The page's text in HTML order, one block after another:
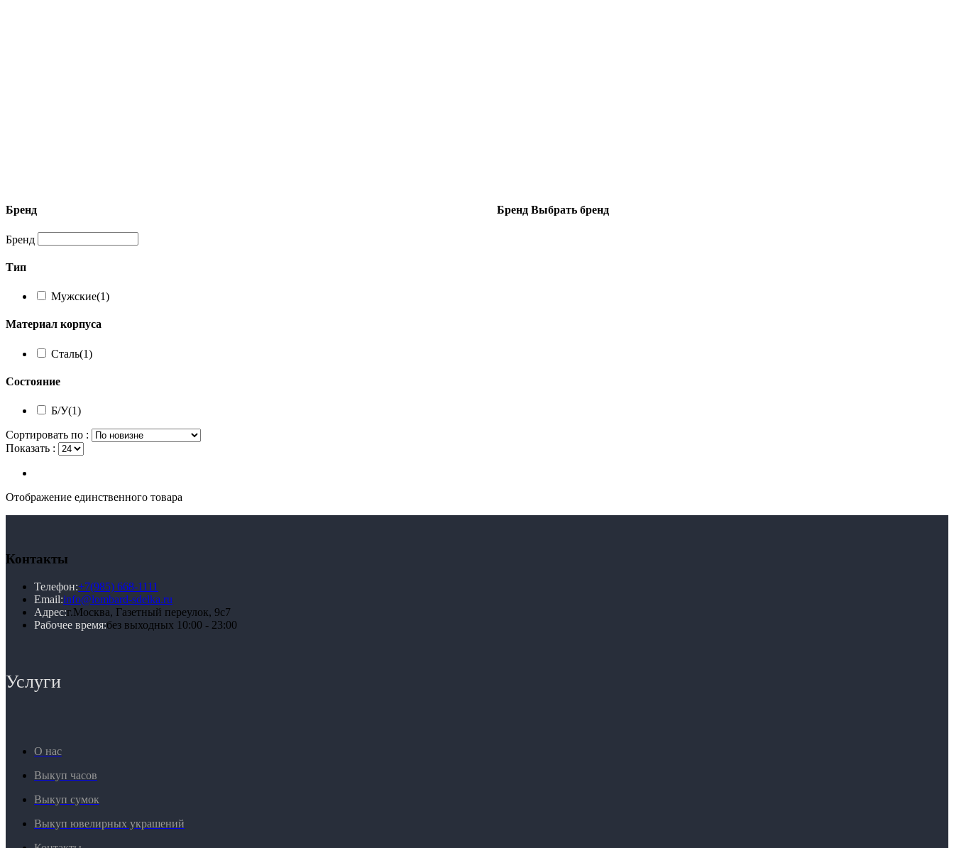
Бренд Бренд Выбрать бренд
Бренд
Тип
Мужские(1)
Материал корпуса
Сталь(1)
Состояние
Б/У(1)
Сортировать по :
Показать :
Отображение единственного товара
Контакты
Телефон:+7(985) 668-1111
Email:info@lombard-sdelka.ru
Адрес:г.Москва, Газетный переулок, 9с7
Рабочее время:без выходных 10:00 - 23:00
Услуги
О нас
Выкуп часов
Выкуп сумок
Выкуп ювелирных украшений